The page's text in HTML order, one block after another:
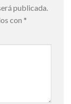
publicada.
con *